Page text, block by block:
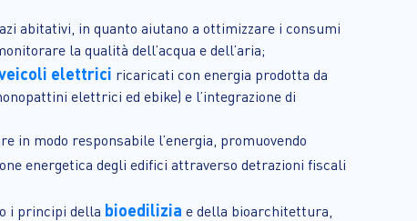
abitativi, in quanto aiutano a ottimizzare i consumi
la qualità dell’acqua e dell’aria;
elettrici ricaricati con energia prodotta da
elettrici ed ebike) e l’integrazione di
in modo responsabile l’energia, promuovendo
energetica degli edifici attraverso detrazioni fiscali
i principi della bioedilizia e della bioarchitettura,